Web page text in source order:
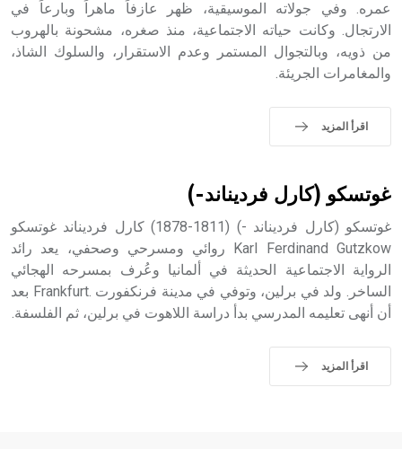
حيث تقتصر القيمة الصوتية للعلامة الك
عمره. وفي جولاته الموسيقية، ظهر عازفاً ماهراً وبارعاً في
الارتجال. وكانت حياته الاجتماعية، منذ صغره، مشحونة بالهروب
من ذويه، وبالتجوال المستمر وعدم الاستقرار، والسلوك الشاذ،
والمغامرات الجريئة.
اقرأ المزيد
غوتسكو (كارل فرديناند-)
غوتسكو (كارل فرديناند -) (1811-1878) كارل فرديناند غوتسكو
Karl Ferdinand Gutzkow روائي ومسرحي وصحفي، يعد رائد
الرواية الاجتماعية الحديثة في ألمانيا وعُرف بمسرحه الهجائي
الساخر. ولد في برلين، وتوفي في مدينة فرنكفورت .Frankfurt بعد
أن أنهى تعليمه المدرسي بدأ دراسة اللاهوت في برلين، ثم الفلسفة.
اقرأ المزيد